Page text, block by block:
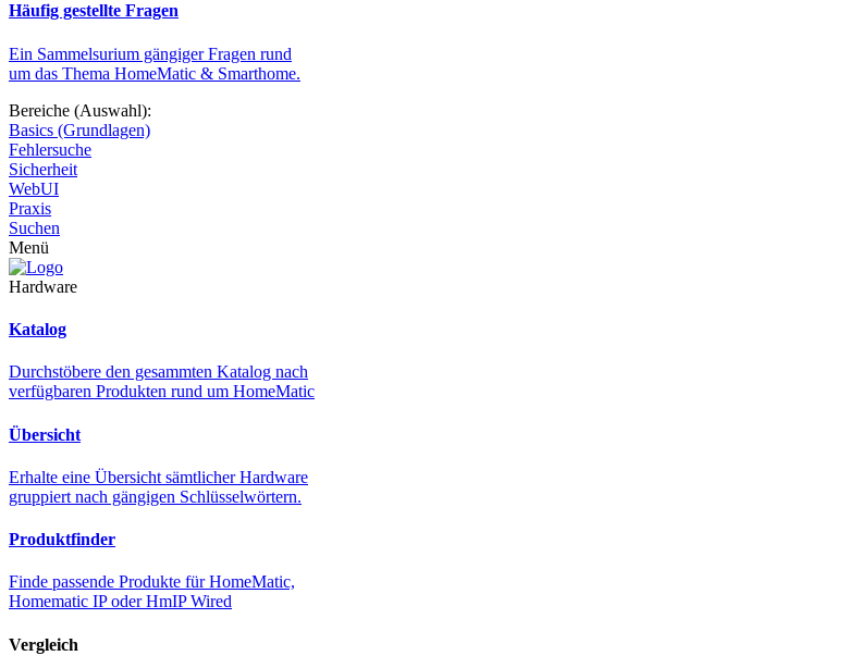
Häufig gestellte Fragen
Ein Sammelsurium gängiger Fragen rund
um das Thema HomeMatic & Smarthome.
Bereiche (Auswahl):
Basics (Grundlagen)
Fehlersuche
Sicherheit
WebUI
Praxis
Suchen
Menü
Hardware
Katalog
Durchstöbere den gesammten Katalog nach
verfügbaren Produkten rund um HomeMatic
Übersicht
Erhalte eine Übersicht sämtlicher Hardware
gruppiert nach gängigen Schlüsselwörtern.
Produktfinder
Finde passende Produkte für HomeMatic,
Homematic IP oder HmIP Wired
Vergleich